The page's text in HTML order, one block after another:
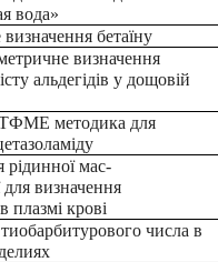
вода»
бетаїну
визначення
альдегідів у дощовій
методика для
мас-
для визначення
плазмі крові
числа в